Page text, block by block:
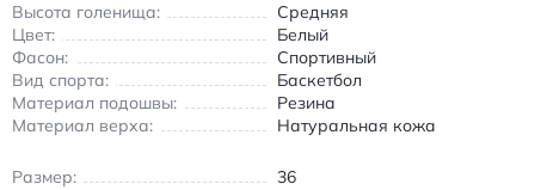
без подкладки сохраняет естественную вентиляцию.
Кроссовки рекомендованы для тренировок и соревнований
по баскетболу, а также для активного отдыха.
Особенности: износостойкость, поддержка свода стопы,
легкость конструкции. Модель 2013 года выпуска сочетает
классический дизайн с современными технологиями.
Джордан Эйр Джордан 13 Ретро детские баскетбольные
Высота голенища:
Средняя
Цвет:
Белый
Фасон:
Спортивный
Вид спорта:
Баскетбол
Материал подошвы:
Резина
Материал верха:
Натуральная кожа
Размер: 36